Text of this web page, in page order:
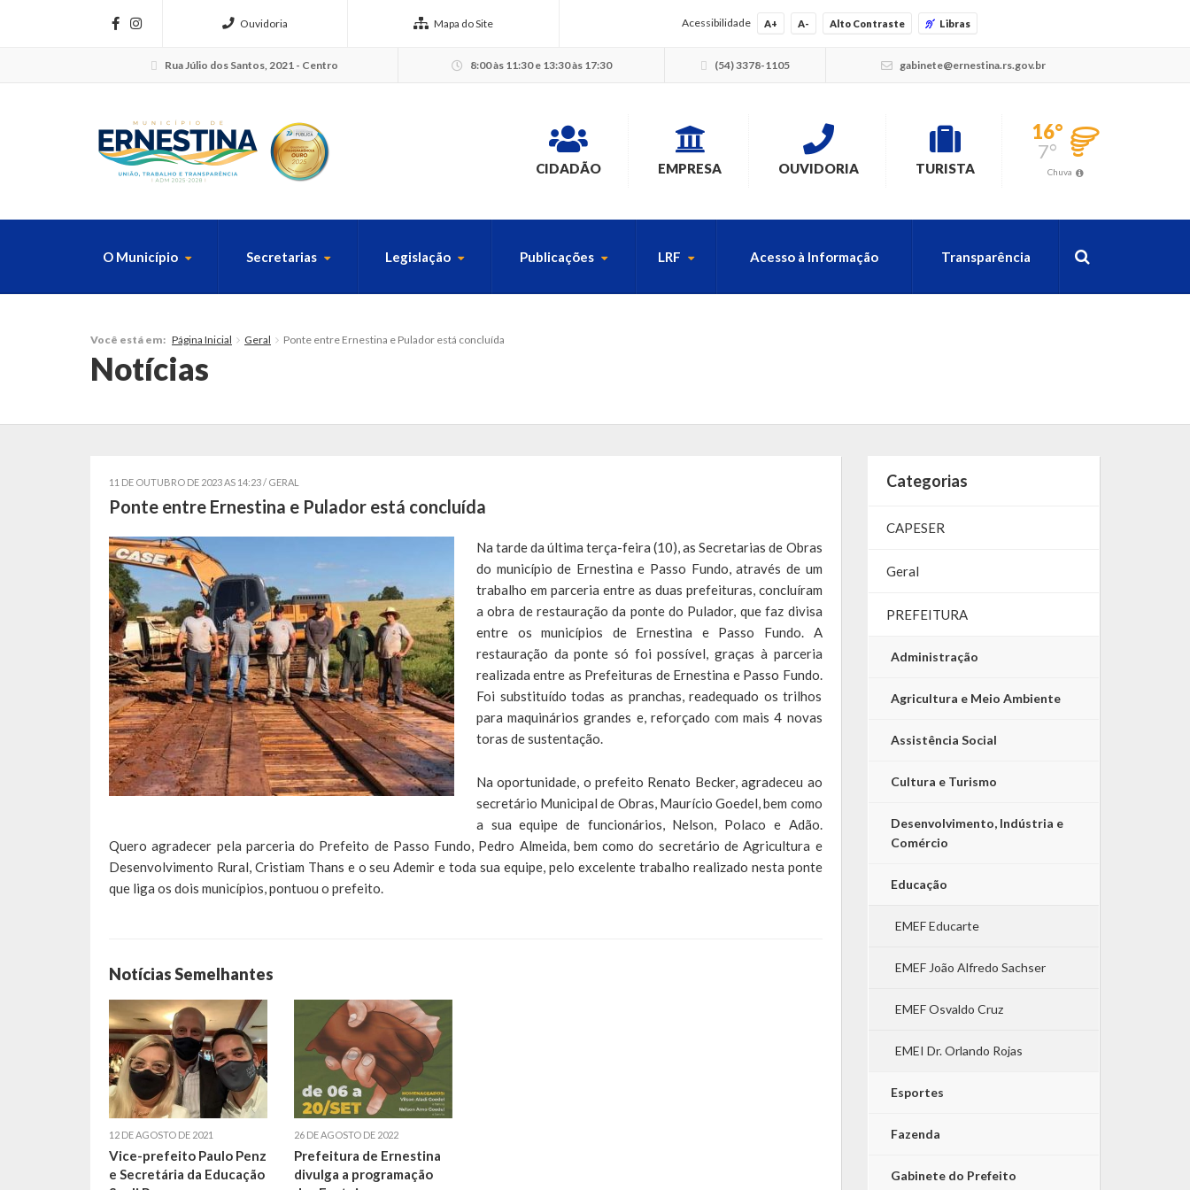
Ouvidoria Mapa do Site Acessibilidade A+ A- Alto Contraste Libras
Rua Júlio dos Santos, 2021 - Centro 8:00 às 11:30 e 13:30 às 17:30 (54) 3378-1105 gabinete@ernestina.rs.gov.br
CIDADÃO EMPRESA OUVIDORIA TURISTA
16°
7°
Chuva
O Município Secretarias Legislação Publicações LRF Acesso à Informação Transparência
Você está em: Página Inicial Geral Ponte entre Ernestina e Pulador está concluída
Notícias
11 DE OUTUBRO DE 2023 AS 14:23 / GERAL
Ponte entre Ernestina e Pulador está concluída
Na tarde da última terça-feira (10), as Secretarias de Obras
do município de Ernestina e Passo Fundo, através de um
trabalho em parceria entre as duas prefeituras, concluíram
a obra de restauração da ponte do Pulador, que faz divisa
entre os municípios de Ernestina e Passo Fundo. A
restauração da ponte só foi possível, graças à parceria
realizada entre as Prefeituras de Ernestina e Passo Fundo.
Foi substituído todas as pranchas, readequado os trilhos
para maquinários grandes e, reforçado com mais 4 novas
toras de sustentação.
Na oportunidade, o prefeito Renato Becker, agradeceu ao
secretário Municipal de Obras, Maurício Goedel, bem como
a sua equipe de funcionários, Nelson, Polaco e Adão.
Quero agradecer pela parceria do Prefeito de Passo Fundo, Pedro Almeida, bem como do secretário de Agricultura e
Desenvolvimento Rural, Cristiam Thans e o seu Ademir e toda sua equipe, pelo excelente trabalho realizado nesta ponte
que liga os dois municípios, pontuou o prefeito.
Notícias Semelhantes
12 DE AGOSTO DE 2021
Vice-prefeito Paulo Penz
e Secretária da Educação
26 DE AGOSTO DE 2022
Prefeitura de Ernestina
divulga a programação
Categorias
CAPESER
Geral
PREFEITURA
Administração
Agricultura e Meio Ambiente
Assistência Social
Cultura e Turismo
Desenvolvimento, Indústria e
Comércio
Educação
EMEF Educarte
EMEF João Alfredo Sachser
EMEF Osvaldo Cruz
EMEI Dr. Orlando Rojas
Esportes
Fazenda
Gabinete do Prefeito